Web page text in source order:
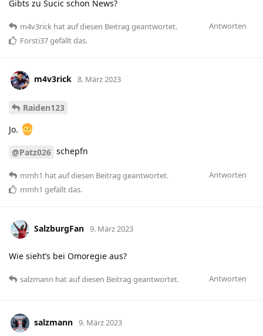
Gibts zu Sucic schon News?
Antworten
m4v3rick hatauf diesen Beitrag geantwortet.
Forsti37gefällt das.
m4v3rick 8. März 2023
Raiden123
Jo.
@Patz026 schepfn
Antworten
mmh1 hatauf diesen Beitrag geantwortet.
mmh1 gefällt das.
SalzburgFan 9. März 2023
Wie sieht’s bei Omoregie aus?
Antworten
salzmann hatauf diesen Beitrag geantwortet.
salzmann 9. März 2023